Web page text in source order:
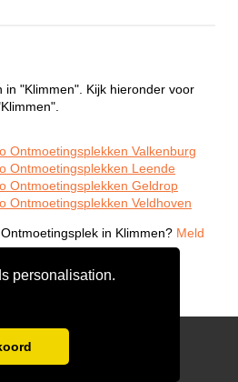
personalisation.
in "Klimmen". Kijk hieronder voor
Ontmoetingsplekken Valkenburg
Ontmoetingsplekken Leende
Ontmoetingsplekken Geldrop
Ontmoetingsplekken Veldhoven
in Klimmen? Meld